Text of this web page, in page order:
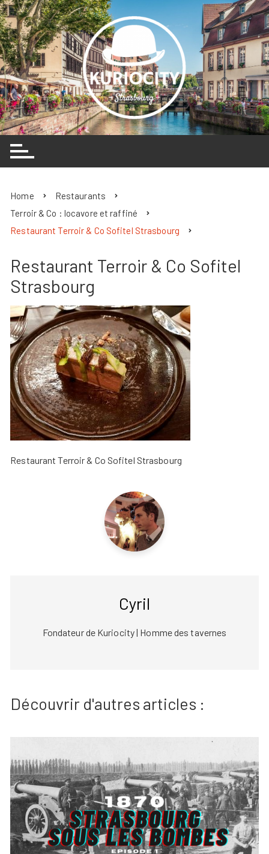
Skip
to
content
Home
Restaurants
Terroir & Co : locavore et raffiné
Restaurant Terroir & Co Sofitel Strasbourg
Restaurant Terroir & Co Sofitel
Strasbourg
Restaurant Terroir & Co Sofitel Strasbourg
Cyril
Fondateur de Kuriocity | Homme des tavernes
Découvrir d'autres articles :